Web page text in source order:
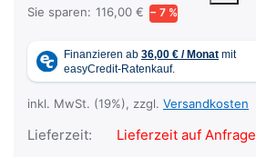
Sie sparen: 116,00 € − 7 %
inkl. MwSt. (19%), zzgl. Versandkosten
Lieferzeit:
Lieferzeit auf Anfrage